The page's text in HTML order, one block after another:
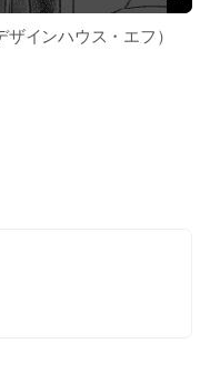
インハウス・エフ）